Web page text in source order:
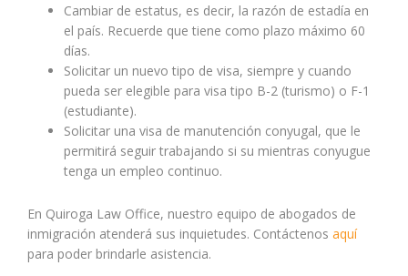
Cambiar de estatus, es decir, la razón de estadía en
el país. Recuerde que tiene como plazo máximo 60
días.
Solicitar un nuevo tipo de visa, siempre y cuando
pueda ser elegible para visa tipo B-2 (turismo) o F-1
(estudiante).
Solicitar una visa de manutención conyugal, que le
permitirá seguir trabajando si su mientras conyugue
tenga un empleo continuo.
En Quiroga Law Office, nuestro equipo de abogados de
inmigración atenderá sus inquietudes. Contáctenos aquí
para poder brindarle asistencia.